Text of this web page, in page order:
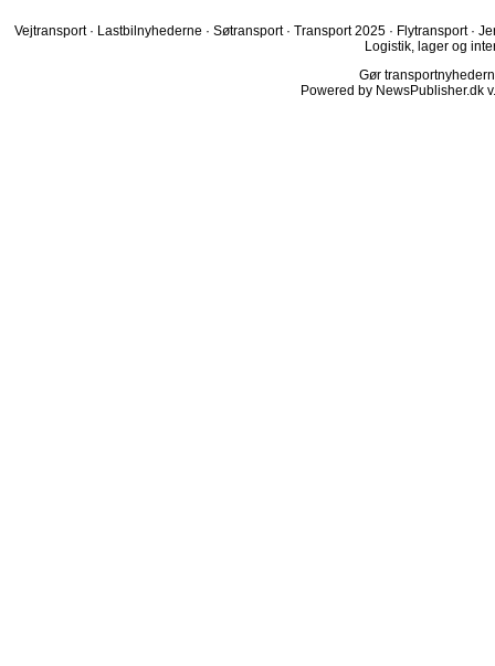
Vejtransport · Lastbilnyhederne · Søtransport · Transport 2025 · Flytransport ·
Logistik, lager og
Gør
Powered by NewsPublisher.dk